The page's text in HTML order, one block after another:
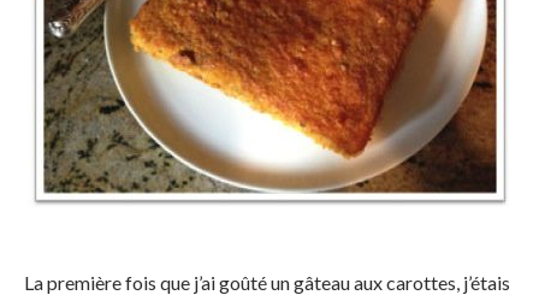
La première fois que j’ai goûté un gâteau aux carottes, j’étais